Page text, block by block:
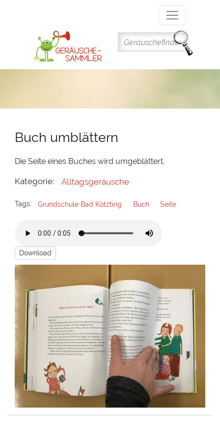
Inhalt
Buch umblättern
Die Seite eines Buches wird umgeblättert.
Kategorie: Alltagsgeräusche
Tags: Grundschule Bad Kötzting Buch Seite
Download